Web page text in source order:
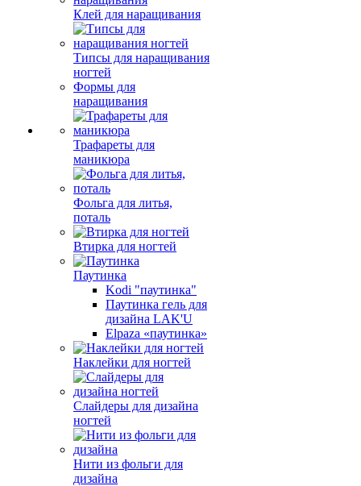
Клей для наращивания
Типсы для наращивания
ногтей
Формы для
наращивания
Трафареты для
маникюра
Фольга для литья,
поталь
Втирка для ногтей
Паутинка
Kodi "паутинка"
Паутинка гель для
дизайна LAK'U
Elpaza «паутинка»
Наклейки для ногтей
Слайдеры для дизайна
ногтей
Нити из фольги для
дизайна